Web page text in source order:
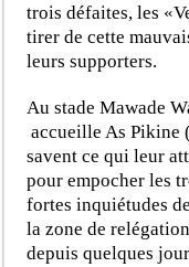
trois défaites, les
tirer de cette
leurs supporters.
Au stade Mawade
accueille As Pikine
savent ce qui leur
pour empocher les
fortes inquiétudes
la zone de
depuis quelques